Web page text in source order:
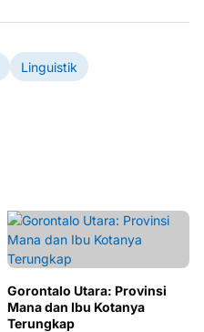
Linguistik
Gorontalo Utara: Provinsi
Mana dan Ibu Kotanya
Terungkap